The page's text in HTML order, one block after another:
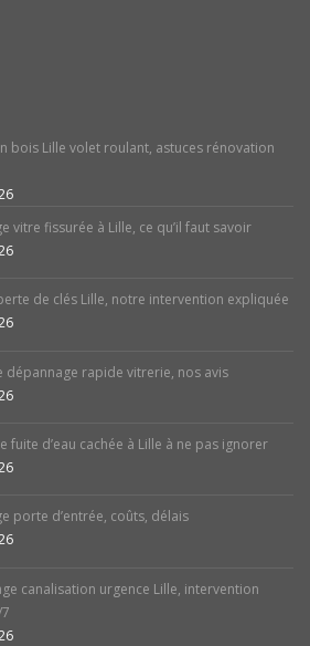
bois Lille volet roulant, astuces rénovation
vitre fissurée à Lille, ce qu’il faut savoir
de clés Lille, notre intervention expliquée
dépannage rapide vitrerie, nos avis
fuite d’eau cachée à Lille à ne pas ignorer
porte d’entrée, coûts, délais
canalisation urgence Lille, intervention